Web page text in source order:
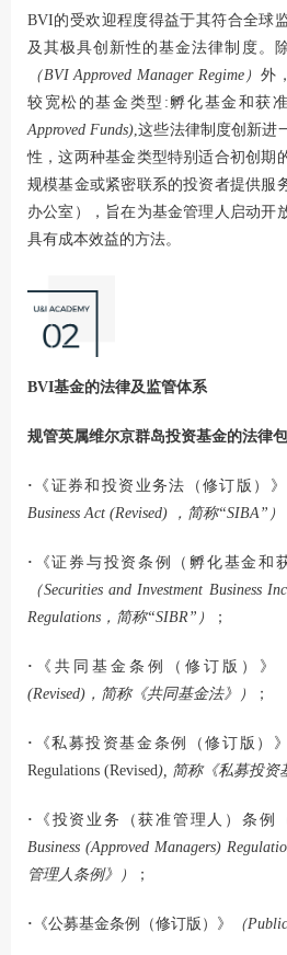
BVI的受欢迎程度得益于其符合全球
及其极具创新性的基金法律制度。
（BVI Approved Manager Regime） 外
较宽松的基金类型:孵化基金和获
Approved Funds) ,这些法律制度创新进
性，这两种基金类型特别适合初创期
规模基金或紧密联系的投资者提供服
办公室），旨在为基金管理人启动开
具有成本效益的方法。
BVI基金的法律及监管体系
规管英属维尔京群岛投资基金的法律包
· 《证券和投资业务法（修订版）》
Business Act (Revised) ，简称“SIBA”）
· 《证券与投资条例（孵化基金和
（Securities and Investment Business
Regulations ，简称“SIBR” ） ；
· 《共同基金条例（修订版）》
(Revised) ，简称《共同基金法》 ） ；
· 《私募投资基金条例（修订版）》
Regulations (Revised ) 简称《私募投资
· 《投资业务（获准管理人）条例
Business (Approved Managers)
管理人条例》）
；
· 《公募基金条例（修订版）》 （